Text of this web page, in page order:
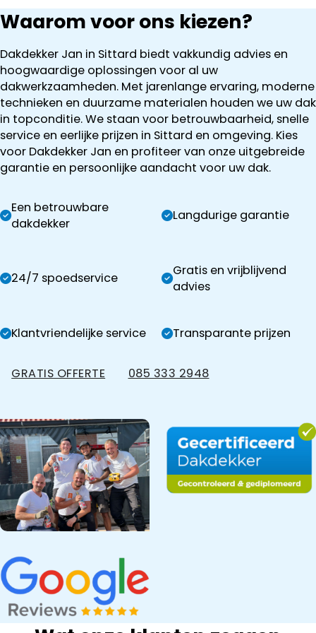
Waarom voor ons kiezen?
Dakdekker Jan in Sittard biedt vakkundig advies en
hoogwaardige oplossingen voor al uw
dakwerkzaamheden. Met jarenlange ervaring, moderne
technieken en duurzame materialen houden we uw dak
in topconditie. We staan voor betrouwbaarheid, snelle
service en eerlijke prijzen in Sittard en omgeving. Kies
voor Dakdekker Jan en profiteer van onze uitgebreide
garantie en persoonlijke aandacht voor uw dak.
Een betrouwbare
dakdekker
Langdurige garantie
24/7 spoedservice
Gratis en vrijblijvend
advies
Klantvriendelijke service Transparante prijzen
GRATIS OFFERTE 085 333 2948